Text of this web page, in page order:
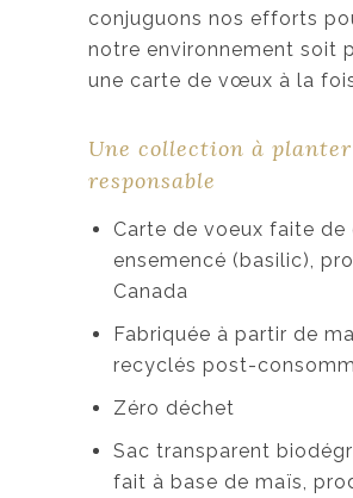
conjuguons nos efforts
notre environnement soit
une carte de vœux à la
Une collection à
responsable
Carte de voeux faite de
ensemencé (basilic),
Canada
Fabriquée à partir de
recyclés post-
Zéro déchet
Sac transparent
fait à base de maïs,